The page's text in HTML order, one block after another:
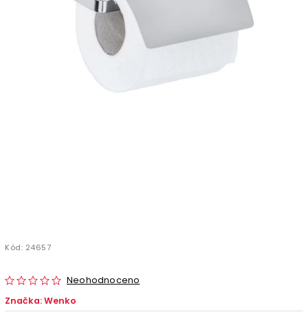
Kód: 24657
Neohodnoceno
Značka:Wenko